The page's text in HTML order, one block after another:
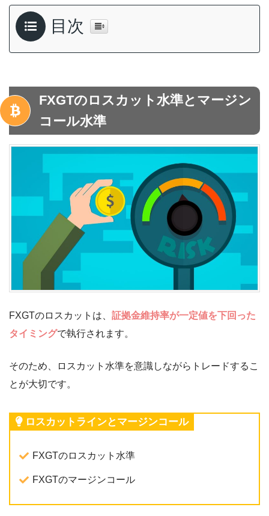
目次
FXGTのロスカット水準とマージン
コール水準
FXGTのロスカットは、 証拠金維持率が一定値を下回った
タイミングで執行されます。
そのため、ロスカット水準を意識しながらトレードするこ
とが大切です。
ロスカットラインとマージンコール
FXGTのロスカット水準
FXGTのマージンコール